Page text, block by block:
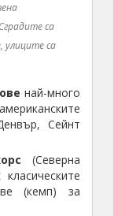
са
улиците са
най-много
Сейнт
(Северна
(кемп) за